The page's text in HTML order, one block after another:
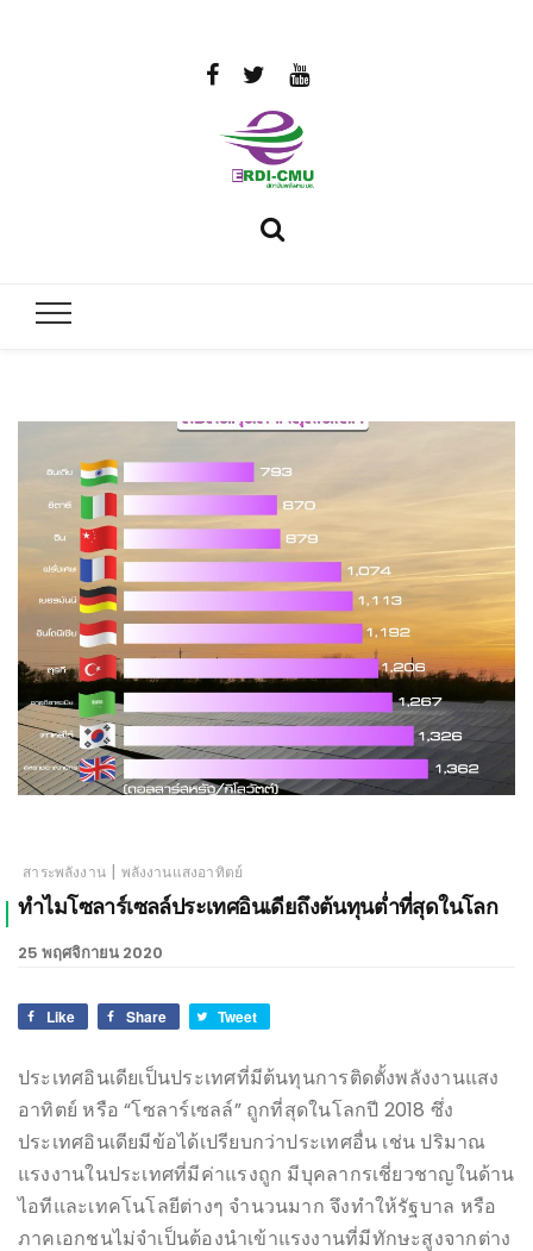
พิงค์
มหาวิทยาลัย
เชียงใหม่
สาระพลังงาน | พลังงานแสงอาทิตย์
ทำไมโซลาร์เซลล์ประเทศอินเดียถึงต้นทุนต่ำที่สุดในโลก
25 พฤศจิกายน 2020
Like Share Tweet
ประเทศอินเดียเป็นประเทศที่มีต้นทุนการติดตั้งพลังงานแสง
อาทิตย์ หรือ “โซลาร์เซลล์” ถูกที่สุดในโลกปี 2018 ซึ่ง
ประเทศอินเดียมีข้อได้เปรียบกว่าประเทศอื่น เช่น ปริมาณ
แรงงานในประเทศที่มีค่าแรงถูก มีบุคลากรเชี่ยวชาญในด้าน
ไอทีและเทคโนโลยีต่างๆ จำนวนมาก จึงทำให้รัฐบาล หรือ
ภาคเอกชนไม่จำเป็นต้องนำเข้าแรงงานที่มีทักษะสูงจากต่าง